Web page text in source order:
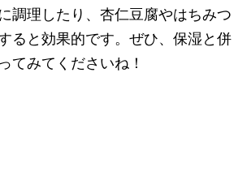
調理したり、杏仁豆腐やはちみつ
ると効果的です。ぜひ、保湿と併
てみてくださいね！